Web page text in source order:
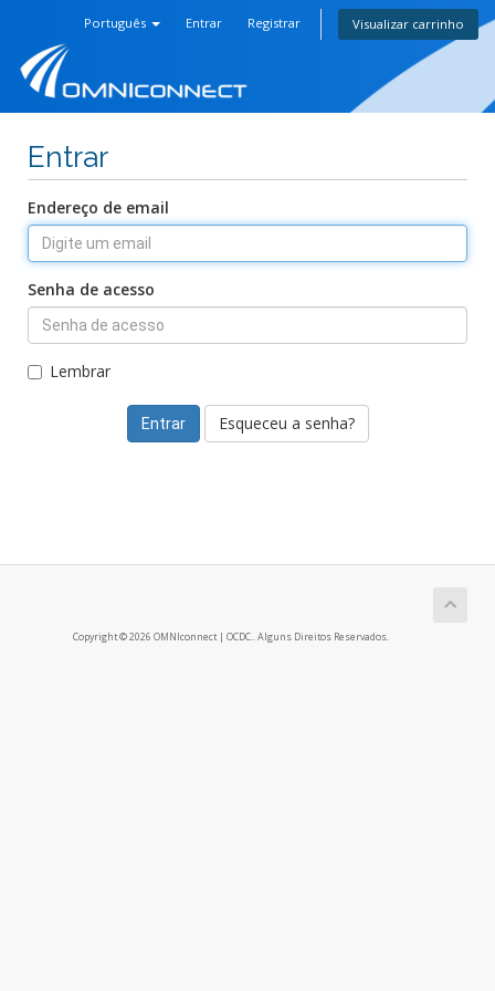
Português Entrar Registrar Visualizar carrinho
Entrar
Endereço de email
Senha de acesso
Lembrar
Esqueceu a senha?
Copyright © 2026 OMNIconnect | OCDC.. Alguns Direitos Reservados.